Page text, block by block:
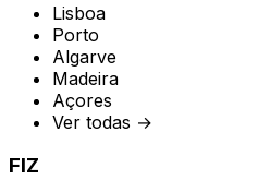
Lisboa
Porto
Algarve
Madeira
Açores
Ver todas →
FIZ